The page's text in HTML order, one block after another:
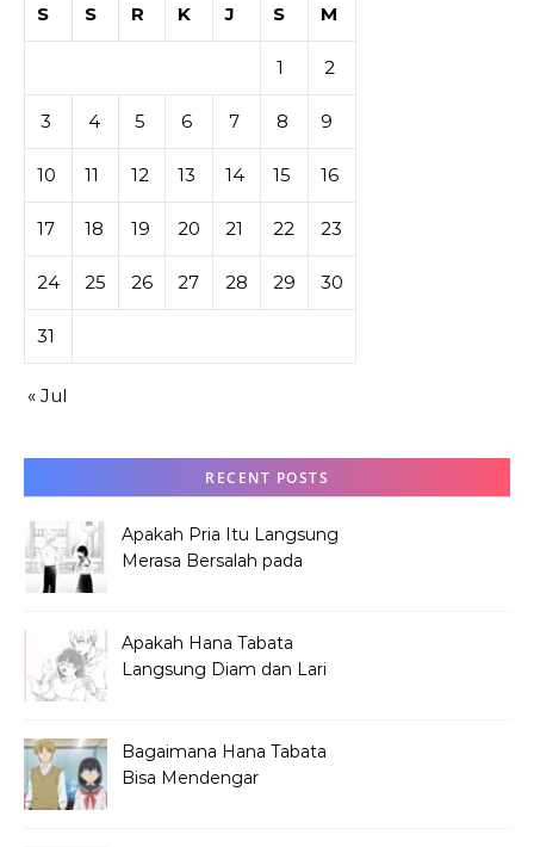
S
S R K J S M
1 2
3 4 5 6 7 8 9
10 11 12 13 14 15 16
17 18 19 20 21 22 23
24 25 26 27 28 29 30
31
« Jul
RECENT POSTS
Apakah Pria Itu Langsung
Merasa Bersalah pada
Apakah Hana Tabata
Langsung Diam dan Lari
Bagaimana Hana Tabata
Bisa Mendengar